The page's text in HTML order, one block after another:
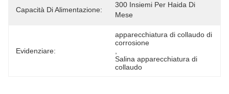
Capacità Di Alimentazione:
300 Insiemi Per Haida Di
Mese
Evidenziare:
apparecchiatura di collaudo di
corrosione
Salina apparecchiatura di
collaudo